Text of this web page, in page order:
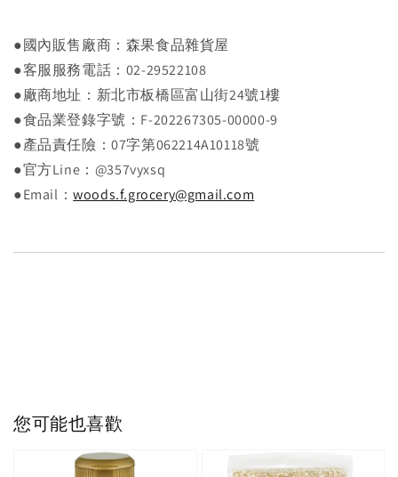
●國內販售廠商：森果食品雜貨屋
●客服服務電話：02-29522108
●廠商地址：新北市板橋區富山街24號1樓
●食品業登錄字號：F-202267305-00000-9
●產品責任險：07字第062214A10118號
●官方Line：@357vyxsq
●Email：woods.f.grocery@gmail.com
您可能也喜歡